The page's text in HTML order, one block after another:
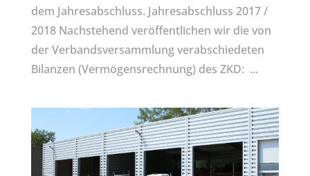
dem Jahresabschluss. Jahresabschluss 2017 /
2018 Nachstehend veröffentlichen wir die von
der Verbandsversammlung verabschiedeten
Bilanzen (Vermögensrechnung) des ZKD: ...